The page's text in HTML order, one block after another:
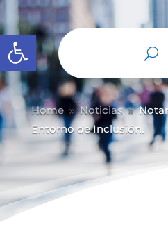
Abrir barra de herramientas
Home 9 Noticias 9
Entorno de Inclusión.